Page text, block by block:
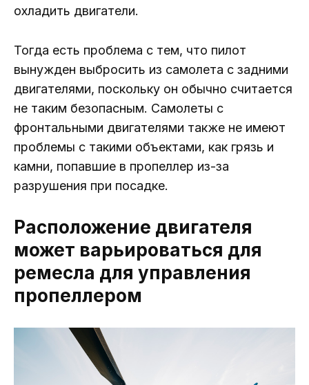
охладить двигатели.
Тогда есть проблема с тем, что пилот
вынужден выбросить из самолета с задними
двигателями, поскольку он обычно считается
не таким безопасным. Самолеты с
фронтальными двигателями также не имеют
проблемы с такими объектами, как грязь и
камни, попавшие в пропеллер из-за
разрушения при посадке.
Расположение двигателя
может варьироваться для
ремесла для управления
пропеллером